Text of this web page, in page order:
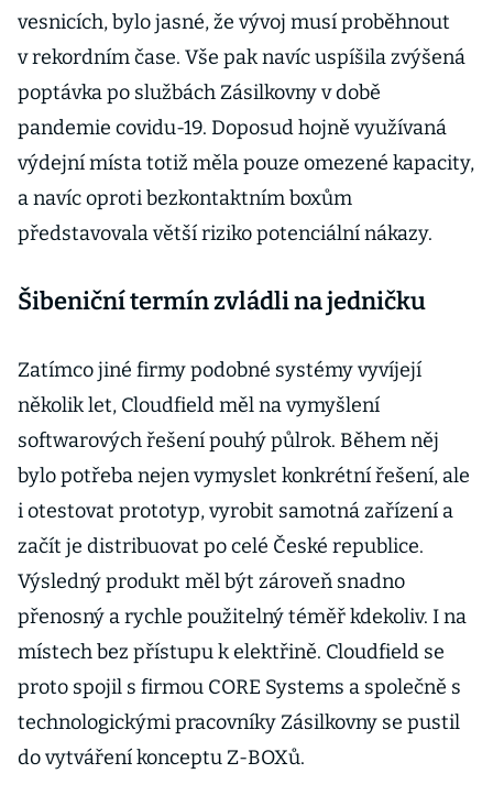
vesnicích, bylo jasné, že vývoj musí proběhnout
v rekordním čase. Vše pak navíc uspíšila zvýšená
poptávka po službách Zásilkovny v době
pandemie covidu-19. Doposud hojně využívaná
výdejní místa totiž měla pouze omezené kapacity,
a navíc oproti bezkontaktním boxům
představovala větší riziko potenciální nákazy.
Šibeniční termín zvládli na jedničku
Zatímco jiné firmy podobné systémy vyvíjejí
několik let, Cloudfield měl na vymyšlení
softwarových řešení pouhý půlrok. Během něj
bylo potřeba nejen vymyslet konkrétní řešení, ale
i otestovat prototyp, vyrobit samotná zařízení a
začít je distribuovat po celé České republice.
Výsledný produkt měl být zároveň snadno
přenosný a rychle použitelný téměř kdekoliv. I na
místech bez přístupu k elektřině. Cloudfield se
proto spojil s firmou CORE Systems a společně s
technologickými pracovníky Zásilkovny se pustil
do vytváření konceptu Z-BOXů.